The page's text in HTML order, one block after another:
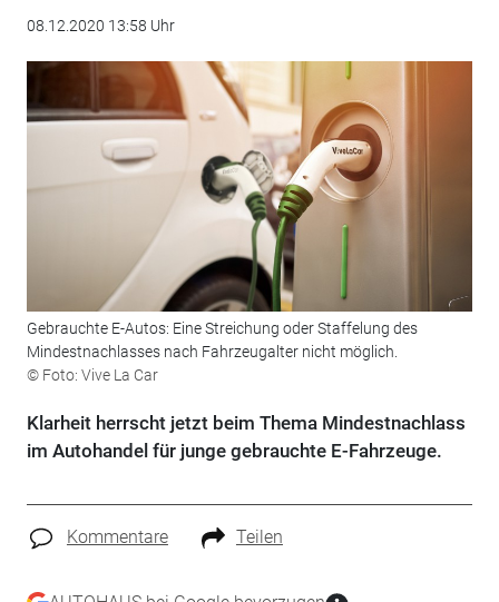
08.12.2020 13:58 Uhr
Gebrauchte E-Autos: Eine Streichung oder Staffelung des
Mindestnachlasses nach Fahrzeugalter nicht möglich.
© Foto: Vive La Car
Klarheit herrscht jetzt beim Thema Mindestnachlass
im Autohandel für junge gebrauchte E-Fahrzeuge.
Kommentare Teilen